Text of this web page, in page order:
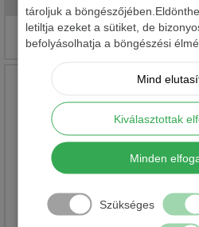
tároljuk a
letiltja ezeket a sütiket, de
befolyásolhatja a böngészési
Mind
Kiválasztottak
Minden
Szükséges
SZUKU